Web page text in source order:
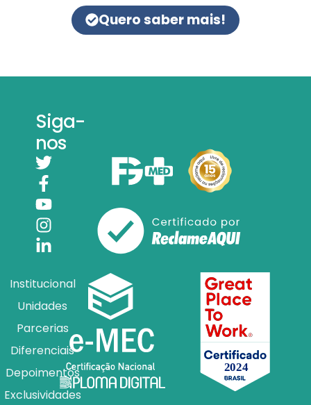
Quero saber mais!
Siga-
nos
Institucional
Unidades
Parcerias
Diferenciais
Depoimentos
Exclusividades